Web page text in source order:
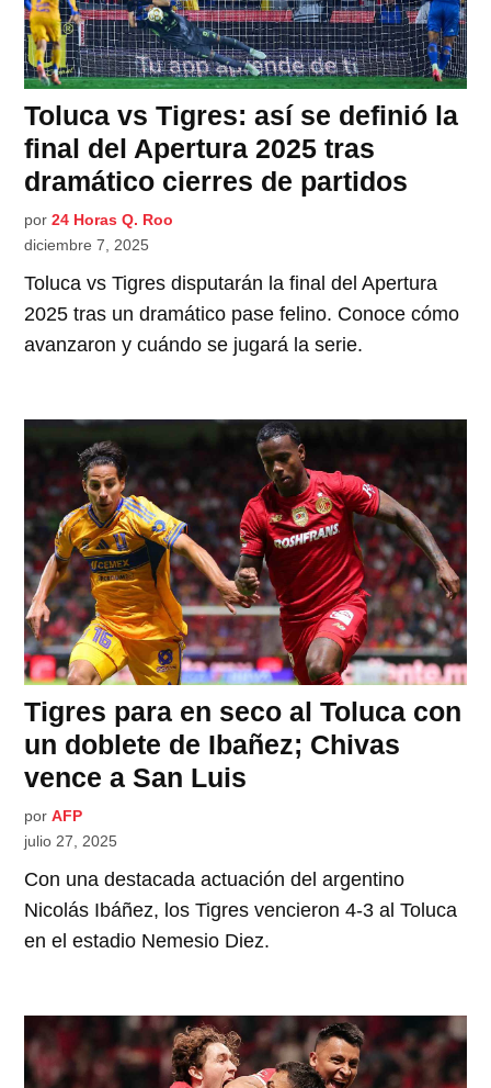
Toluca vs Tigres: así se definió la
final del Apertura 2025 tras
dramático cierres de partidos
por 24 Horas Q. Roo
diciembre 7, 2025
Toluca vs Tigres disputarán la final del Apertura
2025 tras un dramático pase felino. Conoce cómo
avanzaron y cuándo se jugará la serie.
Tigres para en seco al Toluca con
un doblete de Ibañez; Chivas
vence a San Luis
por AFP
julio 27, 2025
Con una destacada actuación del argentino
Nicolás Ibáñez, los Tigres vencieron 4-3 al Toluca
en el estadio Nemesio Diez.